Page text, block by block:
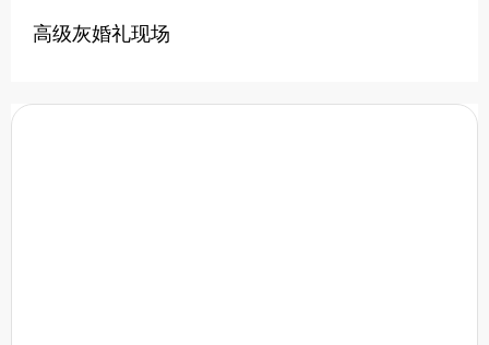
高级灰婚礼现场